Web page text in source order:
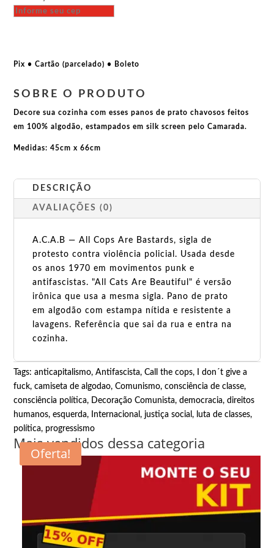
-
Call
I
´t
a
fuck
quantidade
Pix • Cartão (parcelado) • Boleto
SOBRE O PRODUTO
Decore sua cozinha com esses panos de prato chavosos feitos
em 100% algodão, estampados em silk screen pelo Camarada.
Medidas: 45cm x 66cm
DESCRIÇÃO
AVALIAÇÕES (0)
A.C.A.B — All Cops Are Bastards, sigla de
protesto contra violência policial. Usada desde
os anos 1970 em movimentos punk e
antifascistas. "All Cats Are Beautiful" é versão
irônica que usa a mesma sigla. Pano de prato
em algodão com estampa nítida e resistente a
lavagens. Referência que sai da rua e entra na
cozinha.
Tags:anticapitalismo,Antifascista,Call the cops, I don´t give a
fuck,camiseta de algodao,Comunismo,consciência de classe,
consciência política, Decoração Comunista,democracia,direitos
humanos,esquerda, Internacional, justiça social, luta de classes,
política, progressismo
Mais vendidos dessa categoria
Oferta!